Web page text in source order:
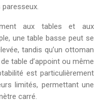
aux tables et aux
une table basse peut se
tandis qu’un ottoman
table d’appoint ou même
est particulièrement
limités, permettant une
carré.